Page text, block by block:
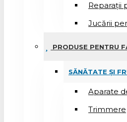
Reparații
Jucării
PRODUSE PENTRU
SĂNĂTATE ȘI
Aparate
Trimmere